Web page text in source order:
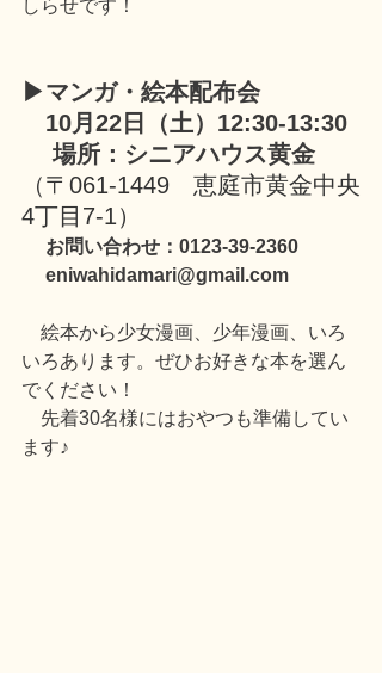
しらせです！
▶マンガ・絵本配布会
10月22日（土）12:30‐13:30
場所：シニアハウス黄金
（〒061-1449　恵庭市黄金中央
4丁目7-1）
お問い合わせ：0123-39-2360
eniwahidamari@gmail.com
絵本から少女漫画、少年漫画、いろ
いろあります。ぜひお好きな本を選ん
でください！
先着30名様にはおやつも準備してい
ます♪